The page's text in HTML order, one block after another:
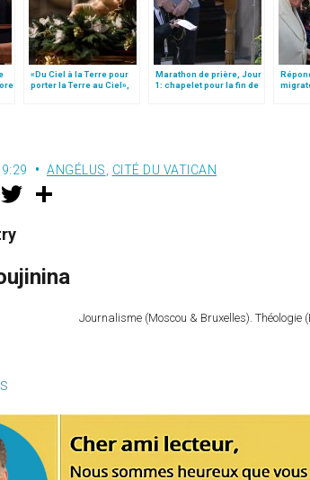
«Du Ciel à la Terre pour
porter la Terre au Ciel»,
Marathon de prière, Jour
1: chapelet pour la fin de
ANGÉLUS CITÉ DU VATICAN
F
a w
r
Journalisme (Moscou & Bruxelles). Théologie